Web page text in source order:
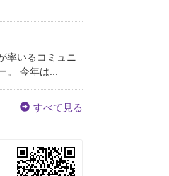
率いるコミュニ
。 今年は...
すべて見る